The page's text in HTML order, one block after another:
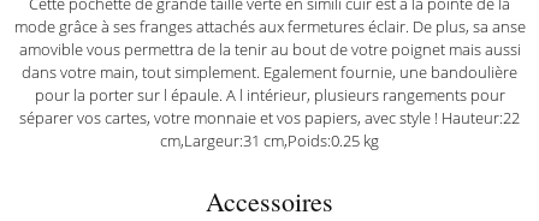
mode grâce à ses franges attachés aux fermetures éclair. De plus, sa anse
amovible vous permettra de la tenir au bout de votre poignet mais aussi
dans votre main, tout simplement. Egalement fournie, une bandoulière
pour la porter sur l épaule. A l intérieur, plusieurs rangements pour
séparer vos cartes, votre monnaie et vos papiers, avec style ! Hauteur:22
cm,Largeur:31 cm,Poids:0.25 kg
Accessoires